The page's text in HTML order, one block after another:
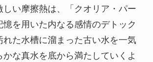
しい摩擦熱は、「クオリア・パー
憶を用いた内なる感情のデトック
れた水槽に溜まった古い水を一気
かな真水を底から満たしていくよ